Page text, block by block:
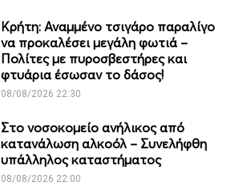
Κρήτη: Αναμμένο τσιγάρο παραλίγο
να προκαλέσει μεγάλη φωτιά –
Πολίτες με πυροσβεστήρες και
φτυάρια έσωσαν το δάσος!
08/08/2026 22:30
Στο νοσοκομείο ανήλικος από
κατανάλωση αλκοόλ – Συνελήφθη
υπάλληλος καταστήματος
08/08/2026 22:00